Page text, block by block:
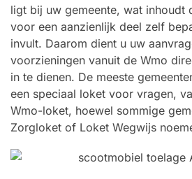
ligt bij uw gemeente, wat inhoudt
voor een aanzienlijk deel zelf
invult. Daarom dient u uw
voorzieningen vanuit de Wmo
in te dienen. De meeste
een speciaal loket voor vragen,
Wmo-loket, hoewel sommige
Zorgloket of Loket Wegwijs